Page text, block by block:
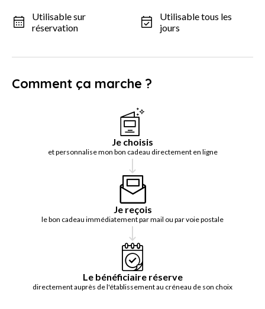
Utilisable sur
réservation
Utilisable tous les
jours
Comment ça marche ?
Je choisis
et personnalise mon bon cadeau directement en ligne
Je reçois
le bon cadeau immédiatement par mail ou par voie postale
Le bénéficiaire réserve
directement auprès de l'établissement au créneau de son choix